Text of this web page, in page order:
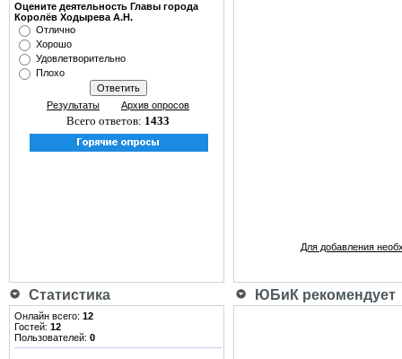
Оцените деятельность Главы города
Королёв Ходырева А.Н.
Отлично
Хорошо
Удовлетворительно
Плохо
Результаты Архив опросов
Всего ответов: 1433
Для добавления
Статистика ЮБиК рекомендует
Онлайн всего: 12
Гостей: 12
Пользователей: 0